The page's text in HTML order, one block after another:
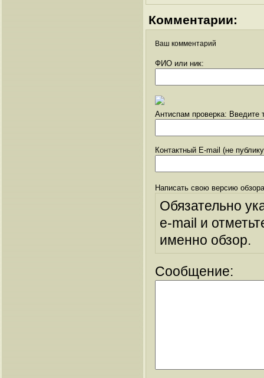
Комментарии:
Ваш комментарий
ФИО или ник:
Антиспам проверка: Введите
Контактный E-mail (не
Написать свою версию
Обязательно
e-mail и
именно обзор.
Сообщение: